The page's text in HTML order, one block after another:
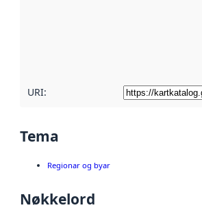
URI:
Tema
Regionar og byar
Nøkkelord